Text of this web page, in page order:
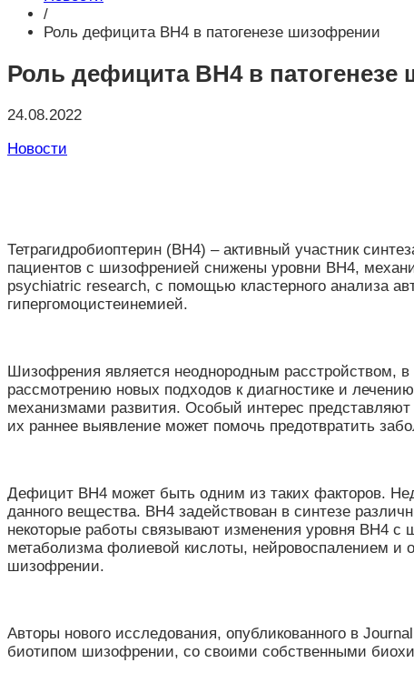
/
Роль дефицита BH4 в патогенезе шизофрении
Роль дефицита BH4 в
24.08.2022
Новости
Тетрагидробиоптерин (BH4) – активный участник
пациентов с шизофренией снижены уровни BH4,
psychiatric research, с помощью кластерного анализа
гипергомоцистеинемией.
Шизофрения является неоднородным расстройством,
рассмотрению новых подходов к диагностике и
механизмами развития. Особый интерес
их раннее выявление может помочь предотвратить
Дефицит ВН4 может быть одним из таких факторов.
данного вещества. BH4 задействован в синтезе
некоторые работы связывают изменения уровня BH4
метаболизма фолиевой кислоты, нейровоспалением и
шизофрении.
Авторы нового исследования, опубликованного в
биотипом шизофрении, со своими собственными